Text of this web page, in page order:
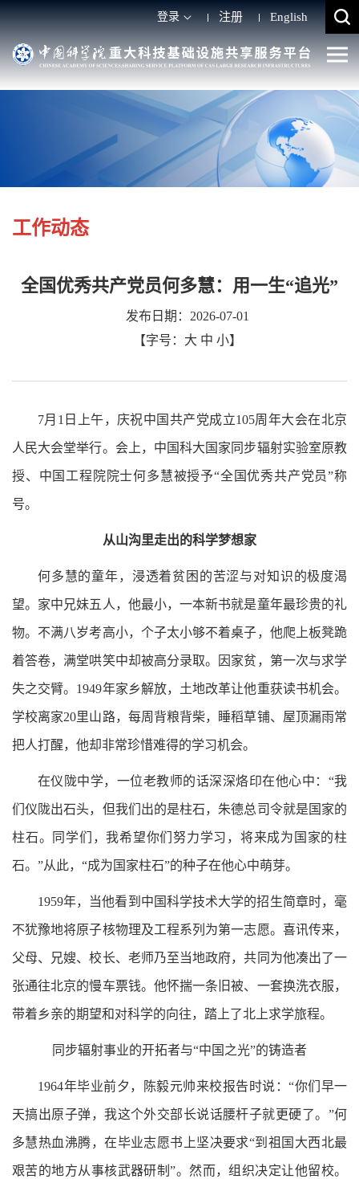
登录 注册 English
工作动态
全国优秀共产党员何多慧：用一生“追光”
发布日期：2026-07-01
【字号： 大 中 小】
7月1日上午，庆祝中国共产党成立105周年大会在北京
人民大会堂举行。会上，中国科大国家同步辐射实验室原教
授、中国工程院院士何多慧被授予“全国优秀共产党员”称
号。
从山沟里走出的科学梦想家
何多慧的童年，浸透着贫困的苦涩与对知识的极度渴
望。家中兄妹五人，他最小，一本新书就是童年最珍贵的礼
物。不满八岁考高小，个子太小够不着桌子，他爬上板凳跪
着答卷，满堂哄笑中却被高分录取。因家贫，第一次与求学
失之交臂。1949年家乡解放，土地改革让他重获读书机会。
学校离家20里山路，每周背粮背柴，睡稻草铺、屋顶漏雨常
把人打醒，他却非常珍惜难得的学习机会。
在仪陇中学，一位老教师的话深深烙印在他心中：“我
们仪陇出石头，但我们出的是柱石，朱德总司令就是国家的
柱石。同学们，我希望你们努力学习，将来成为国家的柱
石。”从此，“成为国家柱石”的种子在他心中萌芽。
1959年，当他看到中国科学技术大学的招生简章时，毫
不犹豫地将原子核物理及工程系列为第一志愿。喜讯传来，
父母、兄嫂、校长、老师乃至当地政府，共同为他凑出了一
张通往北京的慢车票钱。他怀揣一条旧被、一套换洗衣服，
带着乡亲的期望和对科学的向往，踏上了北上求学旅程。
同步辐射事业的开拓者与“中国之光”的铸造者
1964年毕业前夕，陈毅元帅来校报告时说：“你们早一
天搞出原子弹，我这个外交部长说话腰杆子就更硬了。”何
多慧热血沸腾，在毕业志愿书上坚决要求“到祖国大西北最
艰苦的地方从事核武器研制”。然而，组织决定让他留校。